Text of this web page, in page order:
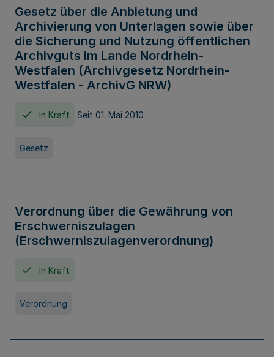
Gesetz über die Anbietung und
Archivierung von Unterlagen sowie über
die Sicherung und Nutzung öffentlichen
Archivguts im Lande Nordrhein-
Westfalen (Archivgesetz Nordrhein-
Westfalen - ArchivG NRW)
In Kraft Seit 01. Mai 2010
Gesetz
Verordnung über die Gewährung von
Erschwerniszulagen
(Erschwerniszulagenverordnung)
In Kraft
Verordnung